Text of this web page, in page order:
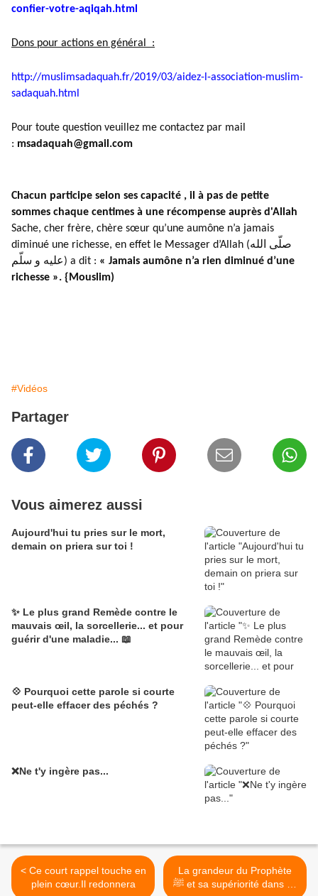
confier-votre-aqiqah.html
Dons pour actions en général :
http://muslimsadaquah.fr/2019/03/aidez-l-association-muslim-
sadaquah.html
Pour toute question veuillez me contactez par mail
: msadaquah@gmail.com
Chacun participe selon ses capacité , il à pas de petite
sommes chaque centimes à une récompense auprès d'Allah
Sache, cher frère, chère sœur qu’une aumône n’a jamais
diminué une richesse, en effet le Messager d’Allah (صلّى الله
عليه و سلّم) a dit : « Jamais aumône n’a rien diminué d’une
richesse ». {Mouslim)
#Vidéos
Partager
Vous aimerez aussi
Aujourd'hui tu pries sur le mort,
demain on priera sur toi !
✨ Le plus grand Remède contre le
mauvais œil, la sorcellerie... et pour
guérir d'une maladie... 📖
💠 Pourquoi cette parole si courte
peut-elle effacer des péchés ?
❌Ne t'y ingère pas...
< Ce court rappel touche en
plein cœur.Il redonnera
La grandeur du Prophète
ﷺ et sa supériorité dans sa